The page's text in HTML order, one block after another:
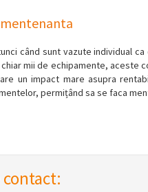
când sunt vazute individual
mii de echipamente, aceste
un impact mare asupra
permițând sa se faca
contact: